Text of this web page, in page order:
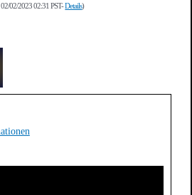
02/2023 02:31 PST-Details)